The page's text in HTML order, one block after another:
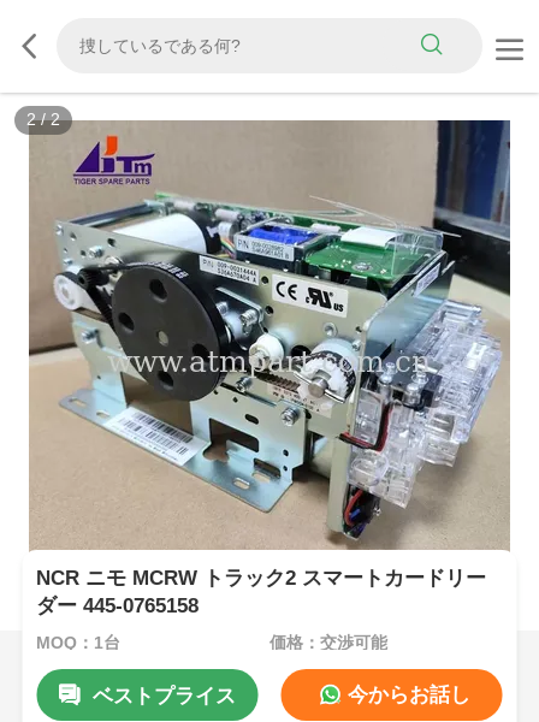
2/2
NCR ニモ MCRW トラック2 スマートカードリー
ダー 445-0765158
MOQ：1台 価格：交渉可能
ベストプライス 今からお話し